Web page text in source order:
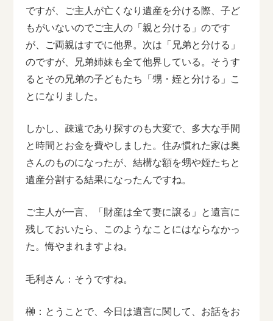
ですが、ご主人が亡くなり遺産を分ける際、子ど
もがいないのでご主人の「親と分ける」のです
が、ご両親はすでに他界。次は「兄弟と分ける」
のですが、兄弟姉妹も全て他界している。そうす
るとその兄弟の子どもたち「甥・姪と分ける」こ
とになりました。
しかし、疎遠であり探すのも大変で、多大な手間
と時間とお金を費やしました。住み慣れた家は奥
さんのものになったが、結構な額を甥や姪たちと
遺産分割する結果になったんですね。
ご主人が一言、「財産は全て妻に譲る」と遺言に
残しておいたら、このようなことにはならなかっ
た。悔やまれますよね。
毛利さん：そうですね。
榊：とうことで、今日は遺言に関して、お話をお